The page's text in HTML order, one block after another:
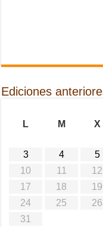
Ediciones
L
M X
3
4 5
10
11 12
17
18 19
24
25 26
31